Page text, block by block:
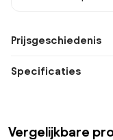
Prijsgeschiedenis
Specificaties
Vergelijkbare